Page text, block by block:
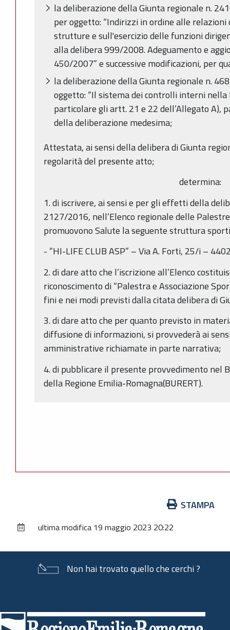
la deliberazione della Giunta regionale n.
per oggetto: “Indirizzi in ordine alle
strutture e sull'esercizio delle funzioni
alla delibera 999/2008. Adeguamento e
450/2007” e successive modificazioni, per
la deliberazione della Giunta regionale n.
oggetto: “Il sistema dei controlli interni nella
particolare gli artt. 21 e 22 dell’Allegato A),
della deliberazione medesima;
Attestata, ai sensi della delibera di Giunta
regolarità del presente atto;
determina:
1. di iscrivere, ai sensi e per gli effetti della
2127/2016, nell’Elenco regionale delle
promuovono Salute la seguente struttura
- “HI-LIFE CLUB ASP” – Via A. Forti, 25/i –
2. di dare atto che l’iscrizione all’Elenco
riconoscimento di “Palestra e Associazione
fini e nei modi previsti dalla citata delibera di
3. di dare atto che per quanto previsto in
diffusione di informazioni, si provvederà ai
amministrative richiamate in parte narrativa;
4. di pubblicare il presente provvedimento nel
della Regione Emilia-Romagna(BURERT).
documento
STAMPA
ultima modifica 19 maggio 2023 20:22
Non hai trovato quello che cerchi ?
di